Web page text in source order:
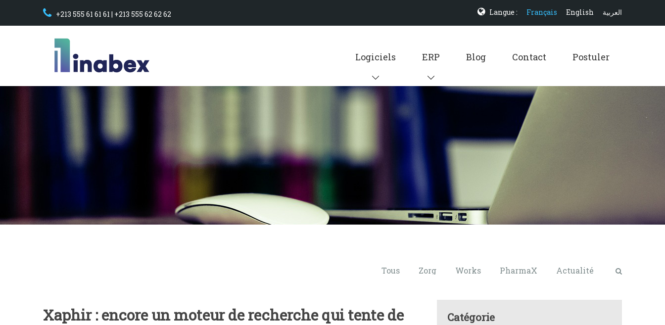
+213 555 61 61 61 | +213 555 62 62 62 Langue : Français English العربية
Logiciels ERP Blog Contact Postuler
Tous Zorg Works PharmaX Actualité
Xaphir : encore un moteur de recherche qui tente de
Catégorie